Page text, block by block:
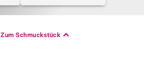
Zum Schmuckstück